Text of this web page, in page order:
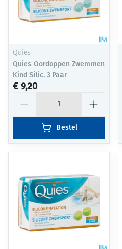
Quies
Quies Oordoppen Zwemmen
Kind Silic. 3 Paar
€ 9,20
Bestel